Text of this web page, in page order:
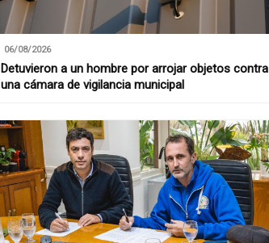
06/08/2026
Detuvieron a un hombre por arrojar objetos contra
una cámara de vigilancia municipal